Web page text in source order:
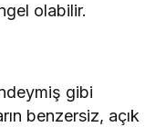
olabilir.
gibi
benzersiz, açık